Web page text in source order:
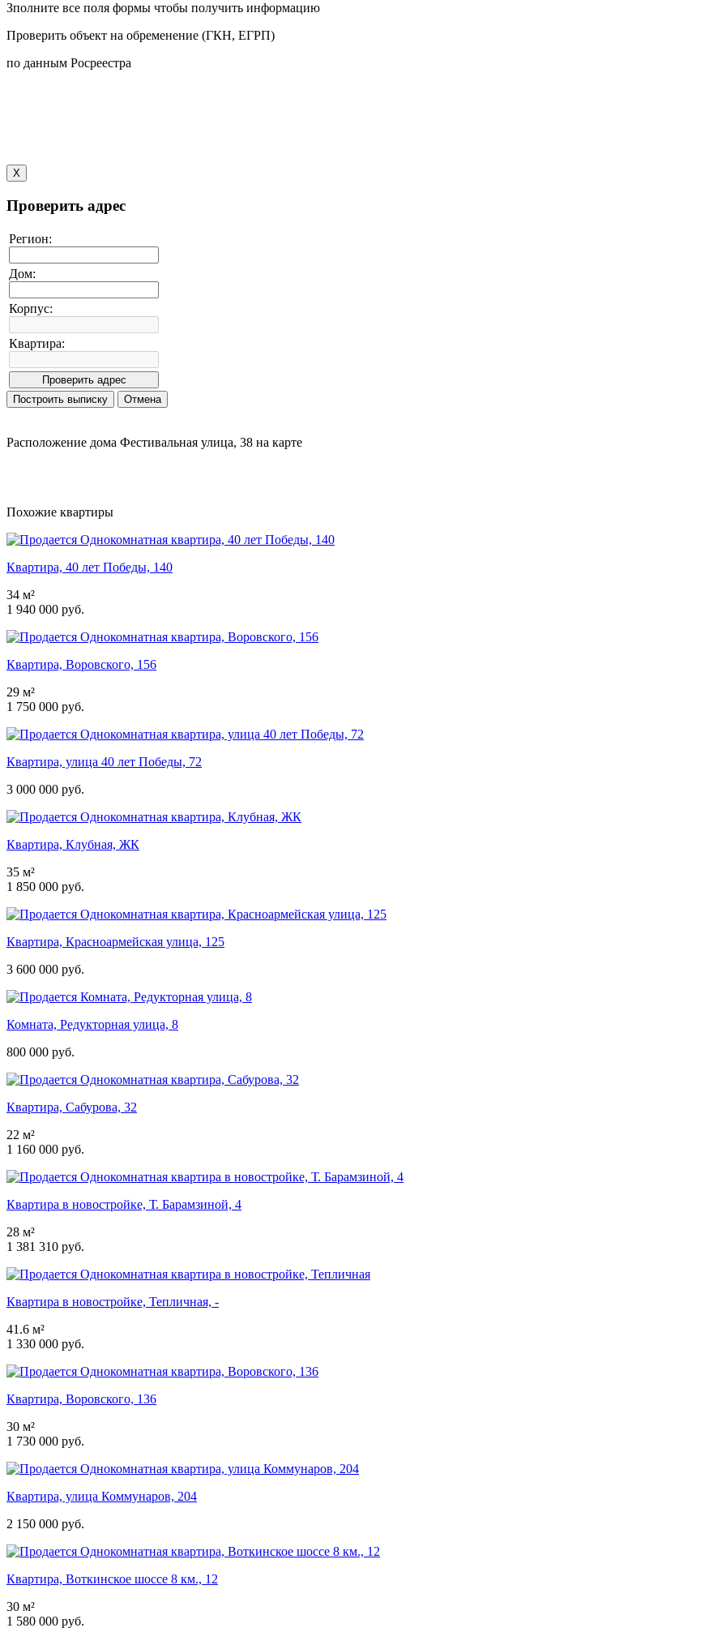
Зполните все поля формы чтобы получить информацию
Проверить объект на обременение (ГКН, ЕГРП)
по данным Росреестра
X
Проверить адрес
Регион:
Дом:
Корпус:
Квартира:
Расположение дома Фестивальная улица, 38 на карте
Похожие квартиры
Квартира, 40 лет Победы, 140
34 м²
1 940 000 руб.
Квартира, Воровского, 156
29 м²
1 750 000 руб.
Квартира, улица 40 лет Победы, 72
3 000 000 руб.
Квартира, Клубная, ЖК
35 м²
1 850 000 руб.
Квартира, Красноармейская улица, 125
3 600 000 руб.
Комната, Редукторная улица, 8
800 000 руб.
Квартира, Сабурова, 32
22 м²
1 160 000 руб.
Квартира в новостройке, Т. Барамзиной, 4
28 м²
1 381 310 руб.
Квартира в новостройке, Тепличная, -
41.6 м²
1 330 000 руб.
Квартира, Воровского, 136
30 м²
1 730 000 руб.
Квартира, улица Коммунаров, 204
2 150 000 руб.
Квартира, Воткинское шоссе 8 км., 12
30 м²
1 580 000 руб.